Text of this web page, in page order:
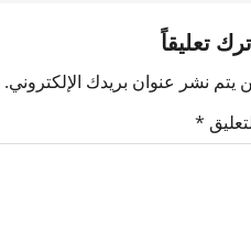
تعليقاً
يتم نشر عنوان بريدك الإلكتروني.
*